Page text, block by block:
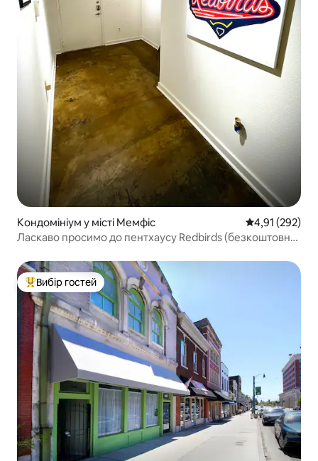
Кондомініум у місті Мемфіс Середня
4,91 (292)
Ласкаво просимо до пентхаусу Redbirds (безкоштовне
Топ вибір гостей
Вибір гостей